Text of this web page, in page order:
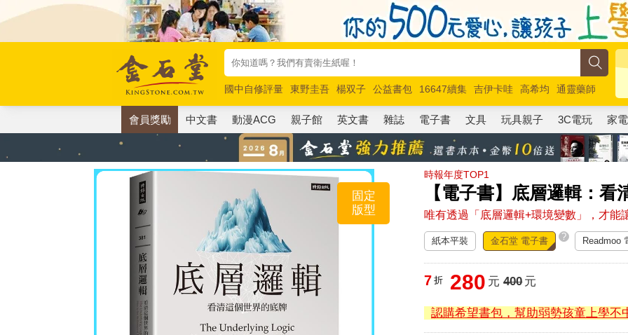
國中自修評量 東野圭吾 楊双子 公益書包 16647續集 吉伊卡哇 高希均
通靈藥師
唯紅花綻放
奧德賽 路邊攤新作 馬斯克 玩具總動員5 超慢跑
會員獎勵 中文書 動漫ACG 親子館 英文書 雜誌 電子書 文具 玩具親子 3C電玩 家電
時報年度TOP1
【電子書】底層邏輯：看
唯有透過「底層邏輯+環境變數」，才
固定
版型
紙本平裝 金石堂 電子書 ? Readmoo
7 折 280 元 400元
認購希望書包，幫助弱勢孩童上學不